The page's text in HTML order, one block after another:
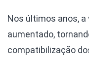
Nos últimos anos,
aumentado,
compatibilização